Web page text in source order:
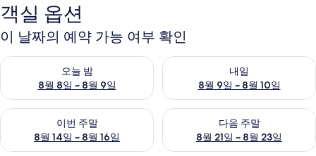
객실 옵션
이 날짜의 예약 가능 여부 확인
오늘 밤
8월 8일 ~ 8월 9일
오늘 밤 예약 가능 여부 확인, 8월 8일 ~ 8월 9일
내일
8월 9일 ~ 8월 10일
내일 예약 가능 여부 확인, 8월
이번 주말
8월 14일 ~ 8월 16일
이번 주말 예약 가능 여부 확인, 8월 14일 ~ 8월 16일
다음 주말
8월 21일 ~ 8월 23일
다음 주말 예약 가능 여부 확인